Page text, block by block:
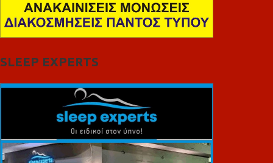
SLEEP EXPERTS